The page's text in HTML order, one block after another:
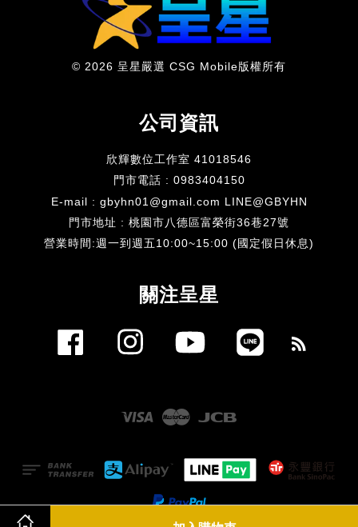
© 2026 呈星嚴選 CSG Mobile版權所有
公司資訊
欣輝數位工作室 41018546
門市電話 : 0983404150
E-mail : gbyhn01@gmail.com LINE@GBYHN
門市地址 : 桃園市八德區富榮街36巷27號
​營業時間:週一到週五10:00~15:00 (國定假日休息)
關注呈星
Facebook Instagram YouTube
Visa Master